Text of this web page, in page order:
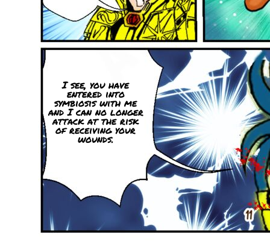
I see, you have
entered into
symbiosis with me
and I can no longer
attack at the risk
of receiving your
wounds.